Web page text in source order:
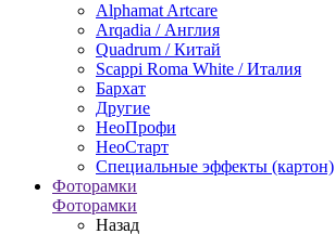
Alphamat Artcare
Arqadia / Англия
Quadrum / Китай
Scappi Roma White / Италия
Бархат
Другие
НеоПрофи
НеоСтарт
Специальные эффекты (картон)
Фоторамки
Фоторамки
Назад